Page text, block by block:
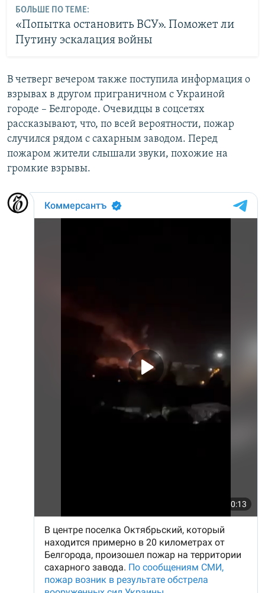
БОЛЬШЕ ПО ТЕМЕ:
«Попытка остановить ВСУ». Поможет ли
Путину эскалация войны
В четверг вечером также поступила информация о
взрывах в другом приграничном с Украиной
городе – Белгороде. Очевидцы в соцсетях
рассказывают, что, по всей вероятности, пожар
случился рядом с сахарным заводом. Перед
пожаром жители слышали звуки, похожие на
громкие взрывы.